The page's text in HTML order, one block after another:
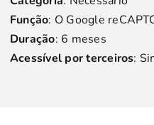
Função: O Google
Duração: 6 meses
Acessível por terceiros: